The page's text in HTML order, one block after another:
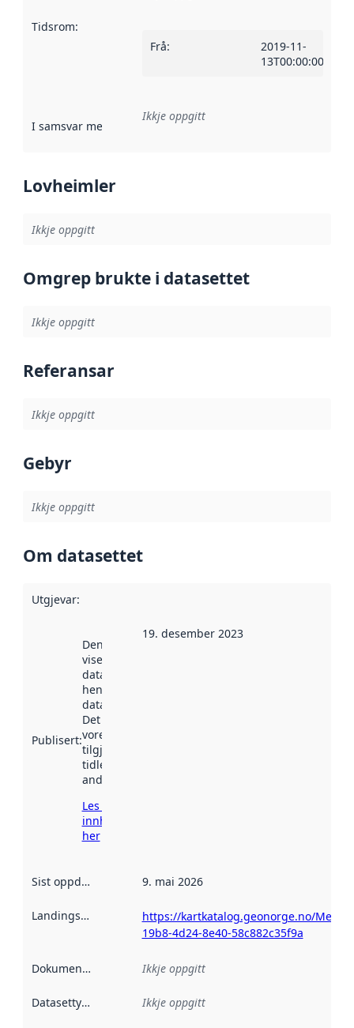
Tidsrom:
Frå:
2019-11-
13T00:00:00Z
I samsvar med Referanse til ei implementeringsregel eller
Ikkje oppgitt
Lovheimler
Ikkje oppgitt
Omgrep brukte i datasettet
Ikkje oppgitt
Referansar
Ikkje oppgitt
Gebyr
Ikkje oppgitt
Om datasettet
Utgjevar:
Publisert:
Denne datoen
viser når
datasettet vart
henta inn av
data.norge.no.
Det kan ha
vore
tilgjengeleg
tidlegare
andre stader.
Les meir om
innhenting
her
19. desember 2023
Sist oppdatert 9. mai 2026
Landingsside
https://kartkatalog.geonorge.no/
19b8-4d24-8e40-58c882c35f9a
Dokumentasjon Ikkje oppgitt
Datasettype Ikkje oppgitt